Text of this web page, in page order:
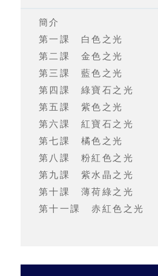
簡介
第一課 白色之光
第二課 金色之光
第三課 藍色之光
第四課 綠寶石之光
第五課 紫色之光
第六課 紅寶石之光
第七課 橘色之光
第八課 粉紅色之光
第九課 紫水晶之光
第十課 薄荷綠之光
第十一課 赤紅色之光